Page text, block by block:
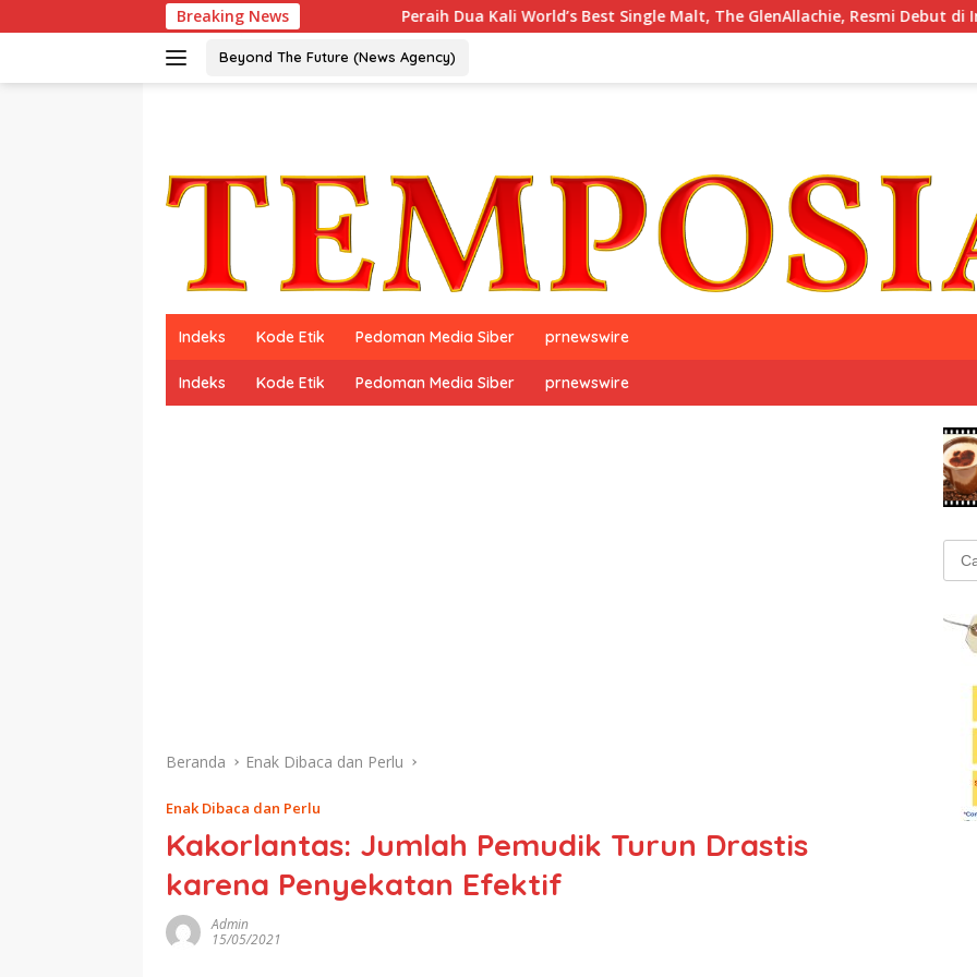
ke
Breaking News Peraih Dua Kali World’s Best Single Malt, The GlenAllachie, Resmi Debut di Indonesia
Beyond The Future (News Agency)
Indeks Kode Etik Pedoman Media Siber prnewswire
Indeks Kode Etik Pedoman Media Siber prnewswire
Beranda Enak Dibaca dan Perlu
Enak Dibaca dan Perlu
Kakorlantas: Jumlah Pemudik Turun Drastis
karena Penyekatan Efektif
Admin
15/05/2021